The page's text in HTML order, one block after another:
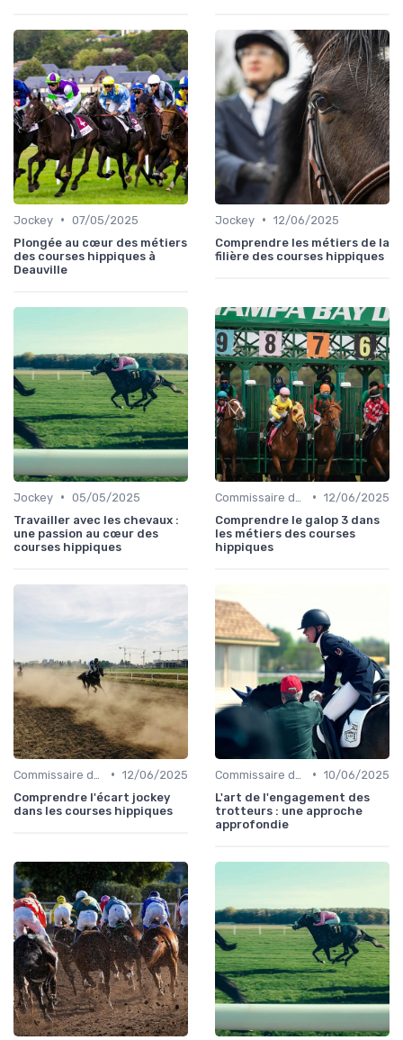
Jockey • 07/05/2025
Plongée au cœur des métiers
des courses hippiques à
Deauville
Jockey • 12/06/2025
Comprendre les métiers de la
filière des courses hippiques
Jockey • 05/05/2025
Travailler avec les chevaux :
une passion au cœur des
courses hippiques
• 12/06/2025
Comprendre le galop 3 dans
les métiers des courses
hippiques
• 12/06/2025
Comprendre l'écart jockey
dans les courses hippiques
• 10/06/2025
L'art de l'engagement des
trotteurs : une approche
approfondie